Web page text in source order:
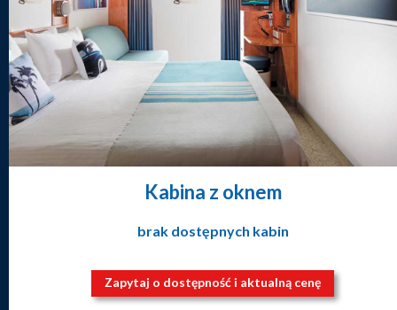
Kabina z oknem
brak dostępnych kabin
Zapytaj o dostępność i aktualną cenę